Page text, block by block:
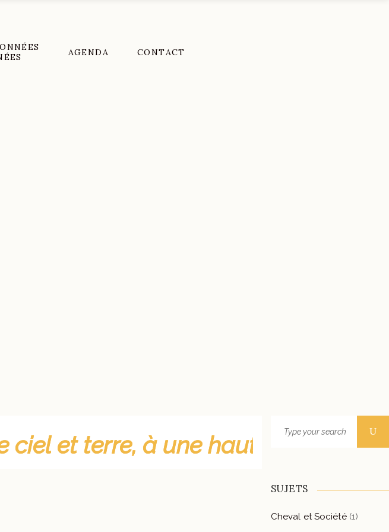
AGENDA CONTACT
ciel et terre, à une hauteur qui
ciel et terre, à une hauteur qui
SUJETS
Cheval et Société(1)